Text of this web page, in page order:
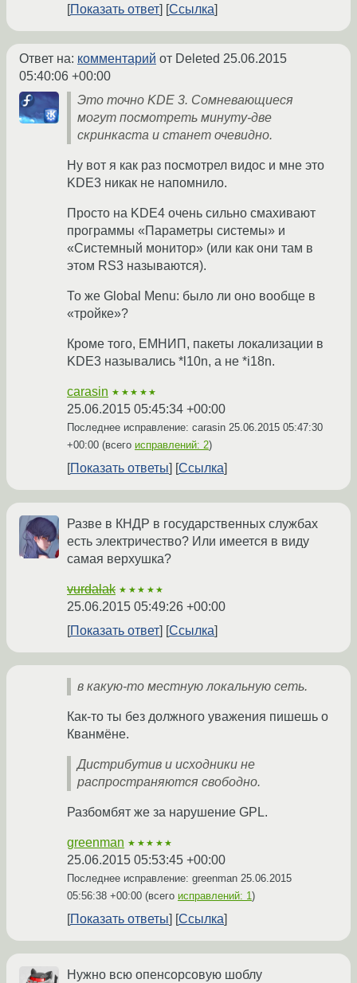
Показать ответ Ссылка
Ответ на: комментарий от Deleted 25.06.2015
05:40:06 +00:00
Это точно KDE 3. Cомневающиеся
могут посмотреть минуту-две
скринкаста и станет очевидно.
Ну вот я как раз посмотрел видос и мне это
KDE3 никак не напомнило.
Просто на KDE4 очень сильно смахивают
программы «Параметры системы» и
«Системный монитор» (или как они там в
этом RS3 называются).
То же Global Menu: было ли оно вообще в
«тройке»?
Кроме того, ЕМНИП, пакеты локализации в
KDE3 назывались *l10n, а не *i18n.
carasin ★★★★★
25.06.2015 05:45:34 +00:00
Последнее исправление: carasin 25.06.2015 05:47:30
+00:00 (всего исправлений: 2)
Показать ответы Ссылка
Разве в КНДР в государственных службах
есть электричество? Или имеется в виду
самая верхушка?
vurdalak ★★★★★
25.06.2015 05:49:26 +00:00
Показать ответ
Ссылка
в какую-то местную локальную сеть.
Как-то ты без должного уважения пишешь о
Кванмёне.
Дистрибутив и исходники не
распространяются свободно.
Разбомбят же за нарушение GPL.
greenman ★★★★★
25.06.2015 05:53:45 +00:00
Последнее исправление: greenman 25.06.2015
05:56:38 +00:00 (всего исправлений: 1)
Показать ответы Ссылка
Нужно всю опенсорсовую шоблу